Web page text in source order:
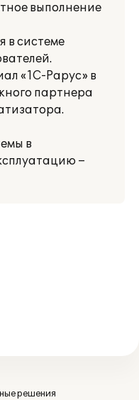
выполнение
в системе
«1С-Рарус» в
партнера
в
–
решения